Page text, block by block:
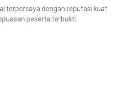
terpercaya dengan reputasi kuat
peserta terbukti.